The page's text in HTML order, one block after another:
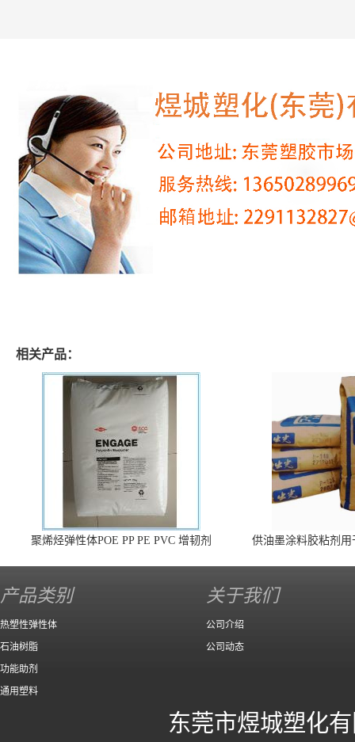
相关产品：
聚烯烃弹性体POE PP PE PVC 增韧剂
供油墨涂料胶粘剂
产品类别
热塑性弹性体
石油树脂
功能助剂
通用塑料
关于我们
公司介绍
公司动态
东莞市煜城塑化